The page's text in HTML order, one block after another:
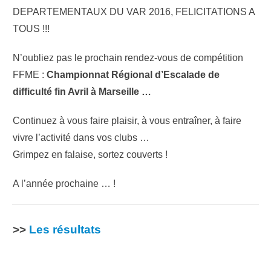
DEPARTEMENTAUX DU VAR 2016, FELICITATIONS A
TOUS !!!
N’oubliez pas le prochain rendez-vous de compétition
FFME : Championnat Régional d’Escalade de
difficulté fin Avril à Marseille …
Continuez à vous faire plaisir, à vous entraîner, à faire
vivre l’activité dans vos clubs …
Grimpez en falaise, sortez couverts !
A l’année prochaine … !
>> Les résultats